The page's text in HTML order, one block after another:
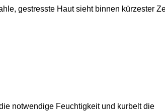
gestresste Haut sieht binnen kürzester
notwendige Feuchtigkeit und kurbelt die